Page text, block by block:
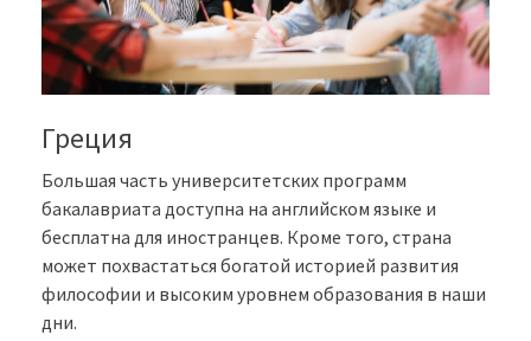
Греция
Большая часть университетских программ
бакалавриата доступна на английском языке и
бесплатна для иностранцев. Кроме того, страна
может похвастаться богатой историей развития
философии и высоким уровнем образования в наши
дни.